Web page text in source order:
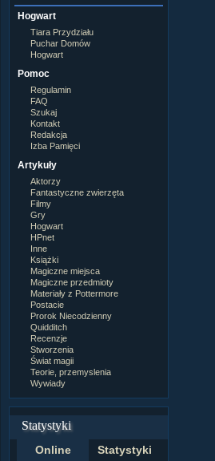
Hogwart
Tiara Przydziału
Puchar Domów
Hogwart
Pomoc
Regulamin
FAQ
Szukaj
Kontakt
Redakcja
Izba Pamięci
Artykuły
Aktorzy
Fantastyczne zwierzęta
Filmy
Gry
Hogwart
HPnet
Inne
Książki
Magiczne miejsca
Magiczne przedmioty
Materiały z Pottermore
Postacie
Prorok Niecodzienny
Quidditch
Recenzje
Stworzenia
Świat magii
Teorie, przemyslenia
Wywiady
Statystyki
Online Statystyki